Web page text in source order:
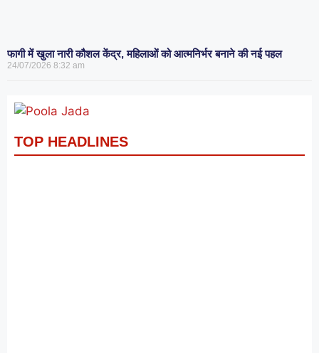
फागी में खुला नारी कौशल केंद्र, महिलाओं को आत्मनिर्भर बनाने की नई पहल
24/07/2026 8:32 am
TOP HEADLINES